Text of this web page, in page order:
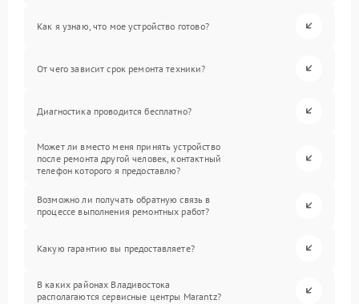
Как я узнаю, что мое устройство готово?
От чего зависит срок ремонта техники?
Диагностика проводится бесплатно?
Может ли вместо меня принять устройство
после ремонта другой человек, контактный
телефон которого я предоставлю?
Возможно ли получать обратную связь в
процессе выполнения ремонтных работ?
Какую гарантию вы предоставляете?
В каких районах Владивостока
располагаются сервисные центры Marantz?